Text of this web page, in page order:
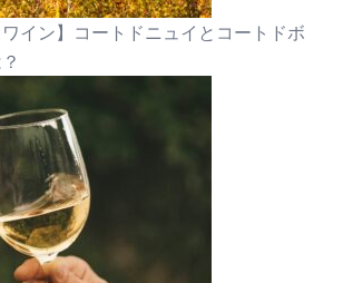
ワイン】コートドニュイとコートドボ